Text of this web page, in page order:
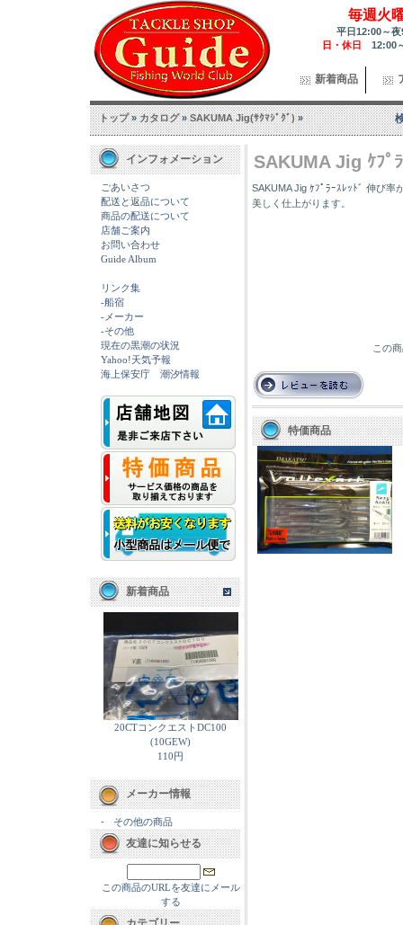
毎週火
平日12:00～
日・休日 12:00
新着商品
トップ»カタログ»SAKUMA Jig(ｻｸﾏｼﾞｸﾞ)»
インフォメーション
ごあいさつ
配送と返品について
商品の配送について
店舗ご案内
お問い合わせ
Guide Album
リンク集
-船宿
-メーカー
-その他
現在の黒潮の状況
Yahoo!天気予報
海上保安庁 潮汐情報
新着商品
20CTコンクエストDC100
(10GEW)
110円
メーカー情報
- その他の商品
友達に知らせる
この商品のURLを友達にメール
する
SAKUMA Jig ｹﾌﾟ
SAKUMA Jig ｹﾌﾟﾗｰｽﾚｯﾄﾞ 伸び率
美しく仕上がります。
この
特価商品